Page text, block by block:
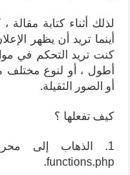
لذلك أثناء كتابة مقالة
أينما تريد أن يظهر
كنت تريد التحكم في
أطول ، أو لنوع مختلف
أو الصور الثقيلة.
كيف تفعلها ؟
1. الذهاب إلى
functions.php.